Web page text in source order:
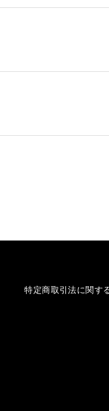
特定商取引法に関す